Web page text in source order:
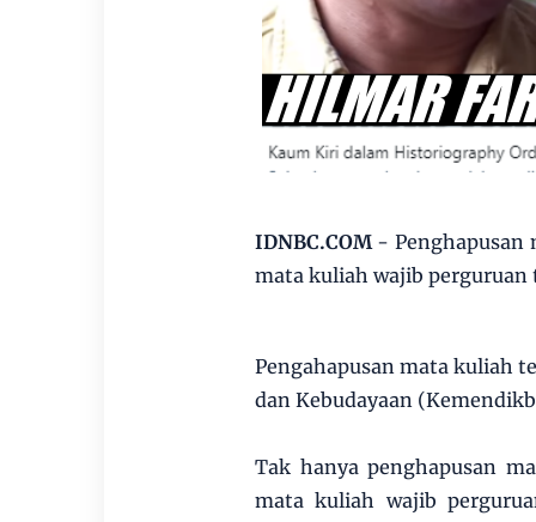
IDNBC.COM- Penghapusan
mata kuliah wajib
Pengahapusan mata kuliah
dan Kebudayaan
Tak hanya penghapusan
mata kuliah wajib